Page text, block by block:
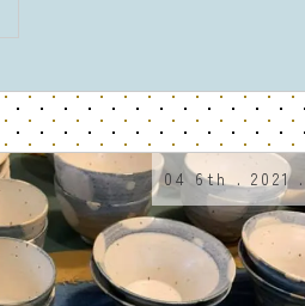
04 6th . 2021 .